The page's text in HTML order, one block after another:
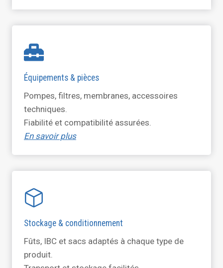
Équipements & pièces
Pompes, filtres, membranes, accessoires
techniques.
Fiabilité et compatibilité assurées.
En savoir plus
Stockage & conditionnement
Fûts, IBC et sacs adaptés à chaque type de
produit.